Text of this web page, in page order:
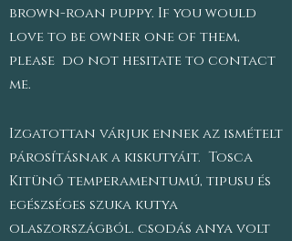
brown-roan puppy. If you would
love to be owner one of them,
please do not hesitate to contact
me.
Izgatottan várjuk ennek az ismételt
párosításnak a kiskutyáit. Tosca
Kitünő temperamentumú, tipusu és
egészséges szuka kutya
olaszországból. csodás anya volt